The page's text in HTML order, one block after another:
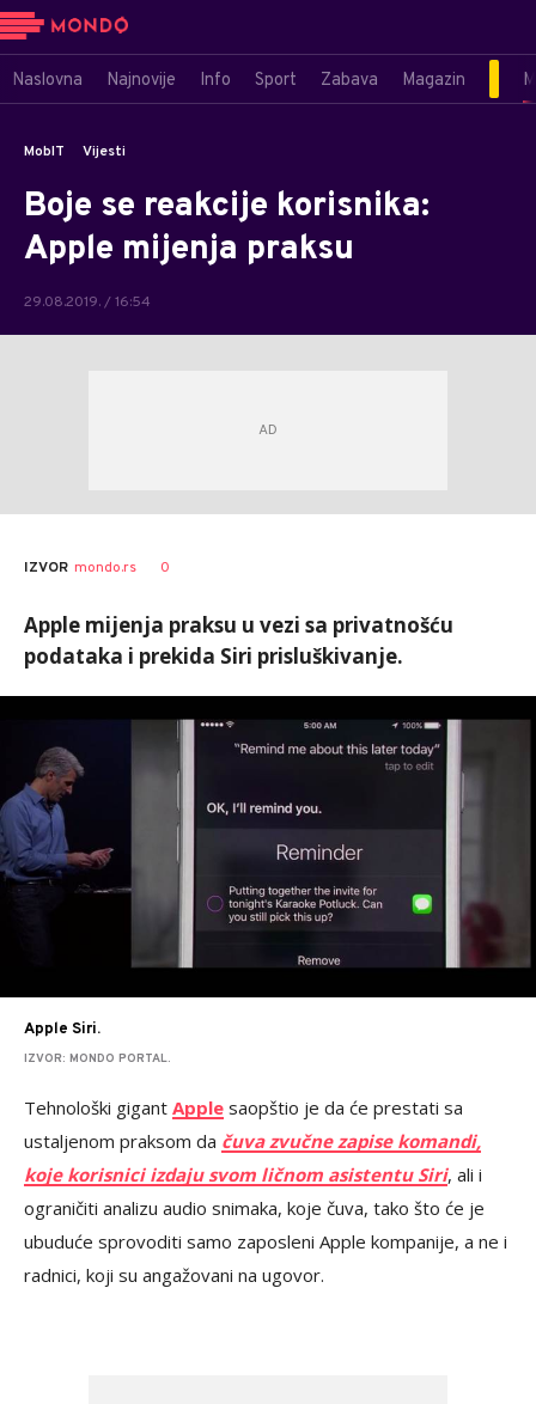
Naslovna Najnovije Info Sport Zabava Magazin
MobIT Vijesti
Boje se reakcije korisnika:
Apple mijenja praksu
29.08.2019. / 16:54
IZVOR mondo.rs 0
Apple mijenja praksu u vezi sa privatnošću
podataka i prekida Siri prisluškivanje.
Apple Siri.
IZVOR: MONDO PORTAL.
Tehnološki gigant Apple saopštio je da će prestati sa
ustaljenom praksom da čuva zvučne zapise komandi,
koje korisnici izdaju svom ličnom asistentu Siri, ali i
ograničiti analizu audio snimaka, koje čuva, tako što će je
ubuduće sprovoditi samo zaposleni Apple kompanije, a ne i
radnici, koji su angažovani na ugovor.